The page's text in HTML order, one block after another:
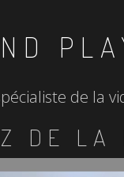
de la
DE LA